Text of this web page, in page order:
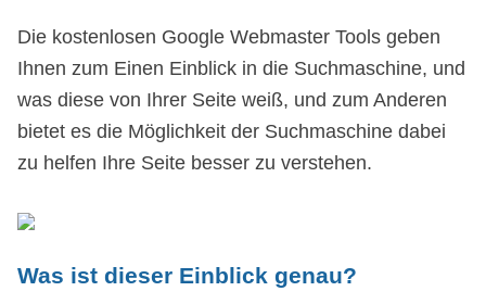
Die kostenlosen Google Webmaster Tools geben
Ihnen zum Einen Einblick in die Suchmaschine, und
was diese von Ihrer Seite weiß, und zum Anderen
bietet es die Möglichkeit der Suchmaschine dabei
zu helfen Ihre Seite besser zu verstehen.
Was ist dieser Einblick genau?